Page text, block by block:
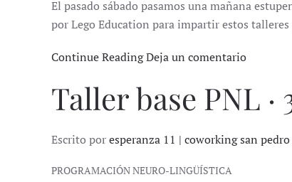
El pasado sábado pasamos una mañana
por Lego Education para impartir estos
Continue ReadingDeja un comentario
Taller base PNL ·
Escrito poresperanza 11 | coworking san
PROGRAMACIÓN NEURO-LINGÜÍSTICA